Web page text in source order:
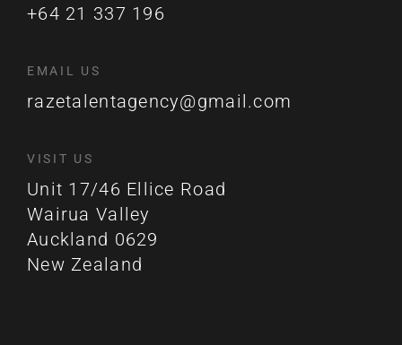
+64 21 337 196
EMAIL US
razetalentagency@gmail.com
VISIT US
Unit 17/46 Ellice Road
Wairua Valley
Auckland 0629
New Zealand